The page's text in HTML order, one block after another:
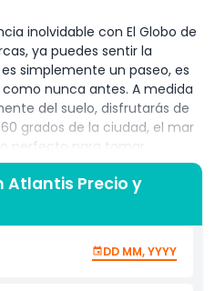
inolvidable con El Globo de
ya puedes sentir la
simplemente un paseo, es
nunca antes. A medida
del suelo, disfrutarás de
grados de la ciudad, el mar
perfecto para tomar
y simplemente absorber la
primera o décima vez, ¡las
alto subes! Después de tu
a irte todavía. Dirígete
en el lugar, donde puedes
mercancía. Desde
Atlantis Precio y
DD MM, YYYY